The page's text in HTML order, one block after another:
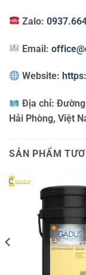
Zalo:
Email:
Website:
Địa chỉ:Đường
Hải Phòng, Việt
SẢN PHẨM